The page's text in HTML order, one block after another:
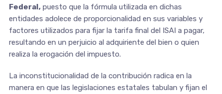
Federal,puesto que la fórmula utilizada en dichas
entidades adolece de proporcionalidad en sus variables y
factores utilizados para fijar la tarifa final del ISAI a pagar,
resultando en un perjuicio al adquiriente del bien o quien
realiza la erogación del impuesto.
La inconstitucionalidad de la contribución radica en la
manera en que las legislaciones estatales tabulan y fijan el